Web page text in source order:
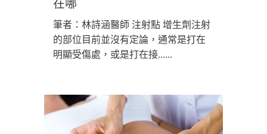
在哪
筆者：林詩涵醫師 注射點 增生劑注射
的部位目前並沒有定論，通常是打在
明顯受傷處，或是打在接......